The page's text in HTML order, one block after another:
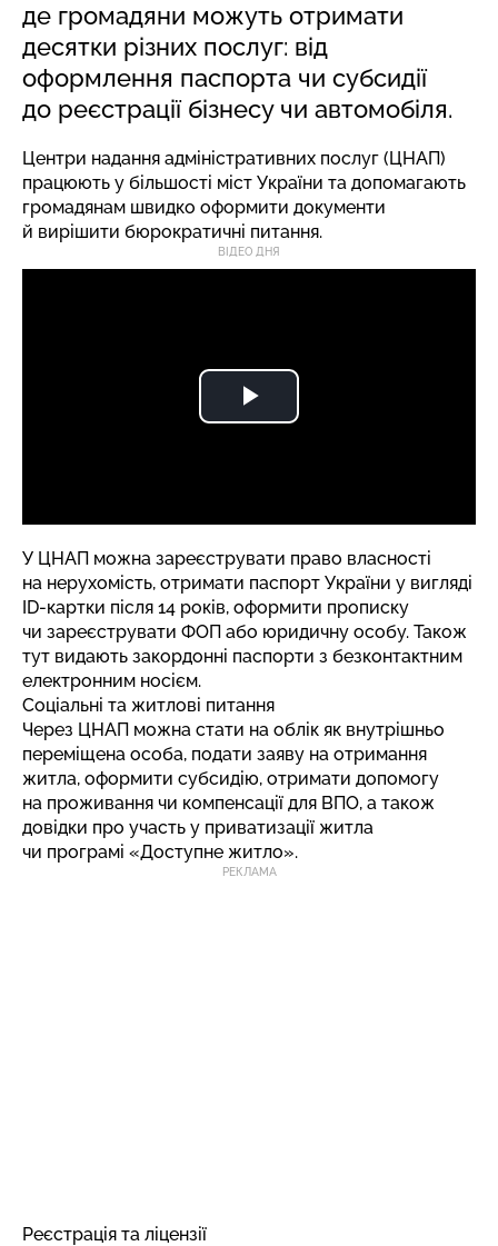
де громадяни можуть отримати
десятки різних послуг: від
оформлення паспорта чи субсидії
до реєстрації бізнесу чи автомобіля.
Центри надання адміністративних послуг (ЦНАП)
працюють у більшості міст України та допомагають
громадянам швидко оформити документи
й вирішити бюрократичні питання.
ВІДЕО ДНЯ
У ЦНАП можна зареєструвати право власності
на нерухомість, отримати паспорт України у вигляді
ID-картки після 14 років, оформити прописку
чи зареєструвати ФОП або юридичну особу. Також
тут видають закордонні паспорти з безконтактним
електронним носієм.
Соціальні та житлові питання
Через ЦНАП можна стати на облік як внутрішньо
переміщена особа, подати заяву на отримання
житла, оформити субсидію, отримати допомогу
на проживання чи компенсації для ВПО, а також
довідки про участь у приватизації житла
чи програмі «Доступне житло».
РЕКЛАМА
Реєстрація та ліцензії